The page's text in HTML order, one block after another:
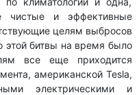
чистые и эффективные
целям выбросов
этой битвы на время было
все еще приходится
американской Tesla,
электрическими и